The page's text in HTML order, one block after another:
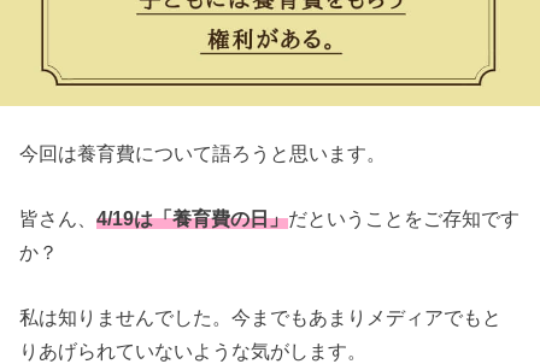
今回は養育費について語ろうと思います。
皆さん、4/19は「養育費の日」だということをご存知です
か？
私は知りませんでした。今までもあまりメディアでもと
りあげられていないような気がします。